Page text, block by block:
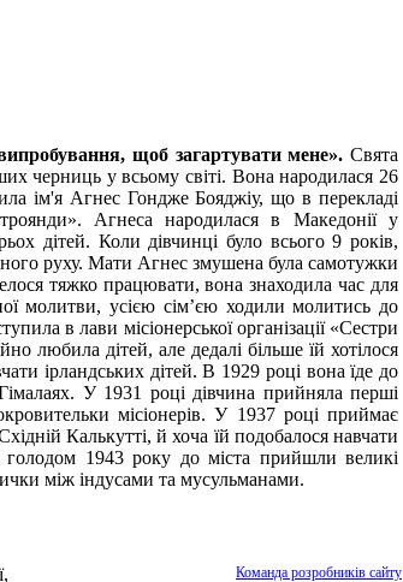
щоб загартувати мене». Свята
черниць у всьому світі. Вона народилася 26
ім'я Агнес Гондже Бояджіу, що в перекладі
Агнеса народилася в Македонії у
дітей. Коли дівчинці було всього 9 років,
руху. Мати Агнес змушена була самотужки
тяжко працювати, вона знаходила час для
молитви, усією сім’єю ходили молитись до
в лави місіонерської організації «Сестри
любила дітей, але дедалі більше їй хотілося
ірландських дітей. В 1929 році вона їде до
У 1931 році дівчина прийняла перші
місіонерів. У 1937 році приймає
Калькутті, й хоча їй подобалося навчати
голодом 1943 року до міста прийшли великі
між індусами та мусульманами.
Команда розробників сайту